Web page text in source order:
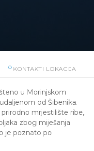
KONTAKT I LOKACIJA
u Morinjskom
od Šibenika.
mrjestilište ribe,
zbog miješanja
je poznato po